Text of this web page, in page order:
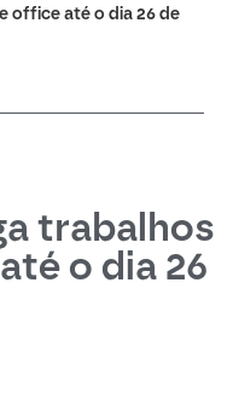
office até o dia 26 de
trabalhos
o dia 26